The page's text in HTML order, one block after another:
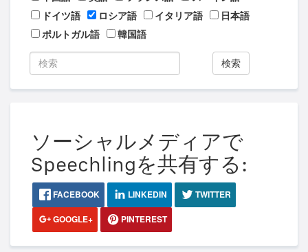
ドイツ語
ロシア語 イタリア語
日本語
ポルトガル語
韓国語
検索
ソーシャルメディアで
Speechlingを共有する:
FACEBOOK LINKEDIN
TWITTER
GOOGLE+
PINTEREST